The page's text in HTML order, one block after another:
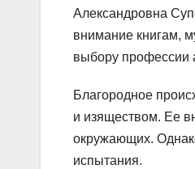
Александровна
внимание книгам,
выбору профессии
Благородное
и изяществом. Ее
окружающих.
испытания.